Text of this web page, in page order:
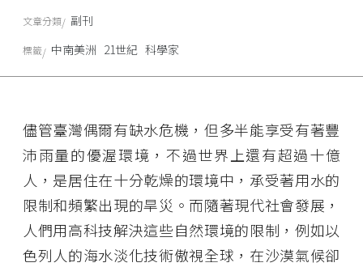
儘管臺灣偶爾有缺水危機，但多半能享受有著豐
沛雨量的優渥環境，不過世界上還有超過十億
人，是居住在十分乾燥的環境中，承受著用水的
限制和頻繁出現的旱災。而隨著現代社會發展，
人們用高科技解決這些自然環境的限制，例如以
色列人的海水淡化技術傲視全球，在沙漠氣候卻
文章分類 副刊
標籤 中南美洲 21世紀 科學家